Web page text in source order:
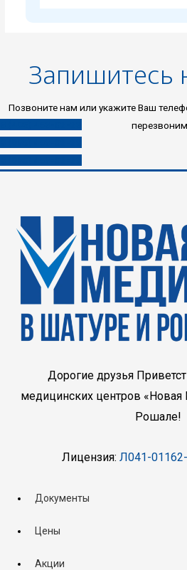
Запишитесь
Позвоните нам или укажите Ваш
перезвоним
Дорогие друзья
медицинских центров
Рошале!
Лицензия: Л041-
Документы
Цены
Акции